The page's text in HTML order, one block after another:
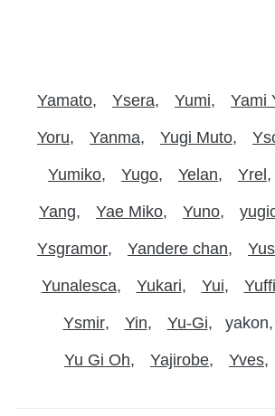
Yamato Ysera Yumi Yami
Yoru Yanma Yugi Muto
Yumiko Yugo Yelan Yrel
Yang Yae Miko Yuno
Ysgramor Yandere chan
Yunalesca Yukari Yui
Ysmir Yin Yu-Gi yakon
Yu Gi Oh Yajirobe Yves